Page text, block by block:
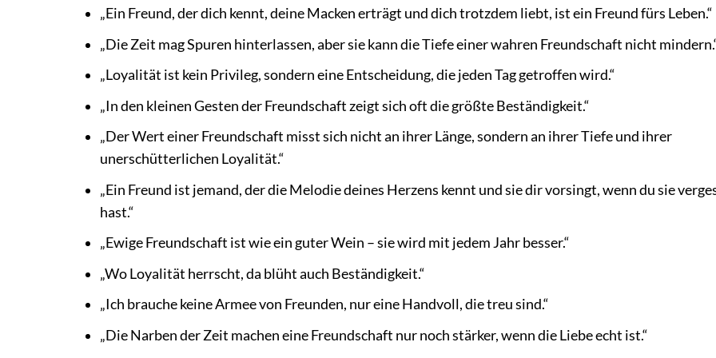
„Ein Freund, der dich kennt, deine Macken erträgt und dich trotzdem liebt, ist ein Freund fürs Leben.“
„Die Zeit mag Spuren hinterlassen, aber sie kann die Tiefe einer wahren Freundschaft nicht
„Loyalität ist kein Privileg, sondern eine Entscheidung, die jeden Tag getroffen wird.“
„In den kleinen Gesten der Freundschaft zeigt sich oft die größte Beständigkeit.“
„Der Wert einer Freundschaft misst sich nicht an ihrer Länge, sondern an ihrer Tiefe und ihrer
unerschütterlichen Loyalität.“
„Ein Freund ist jemand, der die Melodie deines Herzens kennt und sie dir vorsingt, wenn du sie
hast.“
„Ewige Freundschaft ist wie ein guter Wein – sie wird mit jedem Jahr besser.“
„Wo Loyalität herrscht, da blüht auch Beständigkeit.“
„Ich brauche keine Armee von Freunden, nur eine Handvoll, die treu sind.“
„Die Narben der Zeit machen eine Freundschaft nur noch stärker, wenn die Liebe echt ist.“